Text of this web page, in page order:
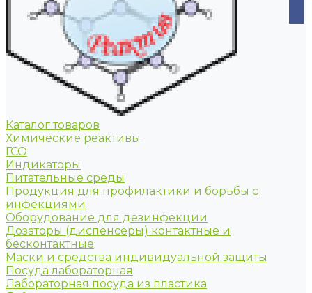
Каталог товаров
Химические реактивы
ГСО
Индикаторы
Питательные среды
Продукция для профилактики и борьбы с
инфекциями
Оборудование для дезинфекции
Дозаторы (диспенсеры) контактные и
бесконтактные
Маски и средства индивидуальной защиты
Посуда лабораторная
Лабораторная посуда из пластика